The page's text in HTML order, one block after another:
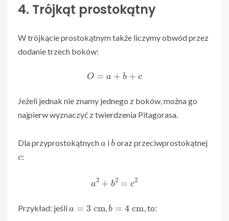
4. Trójkąt prostokątny
W trójkącie prostokątnym także liczymy obwód przez
dodanie trzech boków:
O=a + b+ c
Jeżeli jednak nie znamy jednego z boków, można go
najpierw wyznaczyć z twierdzenia Pitagorasa.
Dla przyprostokątnych i boraz przeciwprostokątnej
:
a2 + b2 2
Przykład: jeśli cm ,b cm , to: